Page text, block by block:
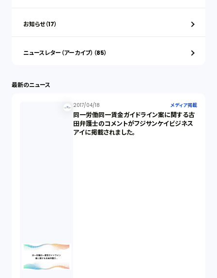
お知らせ（17）
ニュースレター（アーカイブ）（85）
最新のニュース
2017/04/18 メディア掲載
同一労働同一賃金ガイドライン案に関する古
田弁護士のコメントがフジサンケイビジネス
アイに掲載されました。